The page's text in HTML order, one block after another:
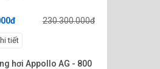
230.300.000đ
tiết
hơi Appollo AG - 800